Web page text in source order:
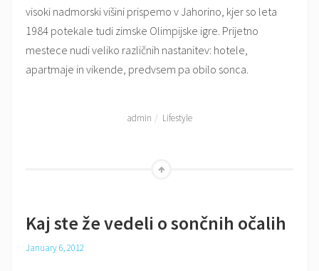
visoki nadmorski višini prispemo v Jahorino, kjer so leta
1984 potekale tudi zimske Olimpijske igre. Prijetno
mestece nudi veliko različnih nastanitev: hotele,
apartmaje in vikende, predvsem pa obilo sonca.
admin Lifestyle
Kaj ste že vedeli o sončnih očalih
January 6, 2012